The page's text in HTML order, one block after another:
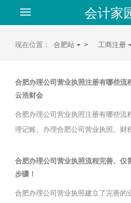
Toggle
navigation
会计家
现在位置： 合肥站 > 工商注册
合肥办理公司营业执照注册有哪些流程
云浩财会
合肥办理公司营业执照注册有哪些流
理记账、办理合肥公司营业执照、财
企业可信赖的服务品牌！
合肥办理公司营业执照流程完善、仅
步骤！
合肥办理公司营业执照建立了完善的